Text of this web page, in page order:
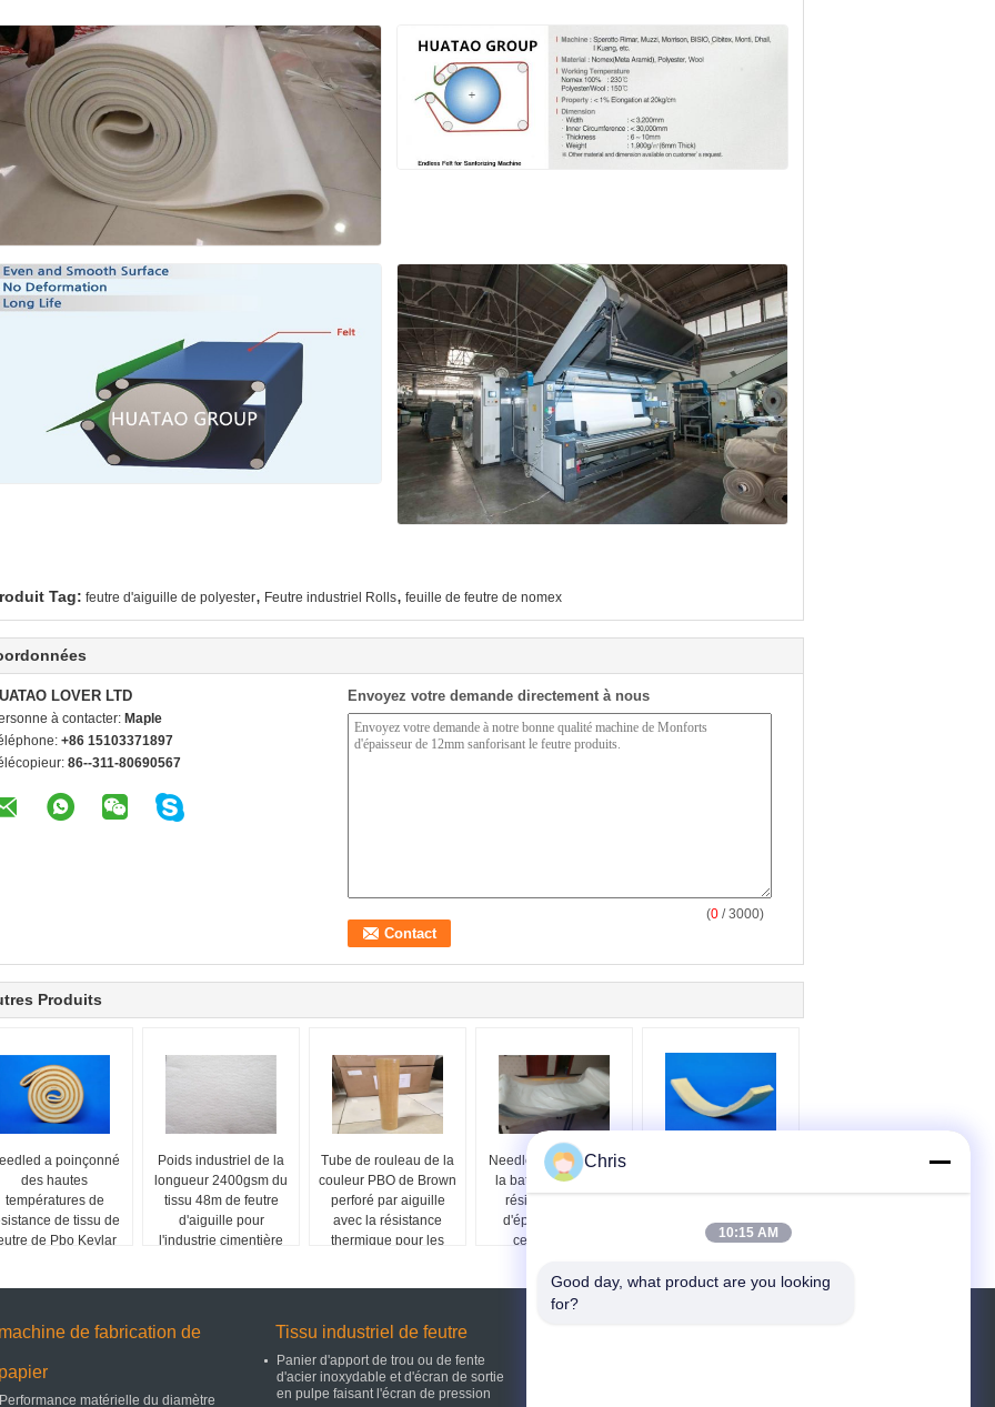
Tag: feutre d'aiguille de polyester, Feutre industriel Rolls, feuille de feutre de nomex
LOVER LTD
à contacter: Maple
+86 15103371897
86--311-80690567
Envoyez votre demande directement à nous
(0 / 3000)
Produits
a poinçonné
des hautes
températures de
de tissu de
de Pbo Kevlar
Poids industriel de la
longueur 2400gsm du
tissu 48m de feutre
d'aiguille pour
l'industrie cimentière
Tube de rouleau de la
couleur PBO de Brown
perforé par aiguille
avec la résistance
thermique pour les
Needled a poinçonné
la batterie collant la
résistance acide
d'épaisseur de la
ceinture 5mm
de transport en
aluminium d'extrusion
de fabrication de
Performance matérielle du diamètre
Tissu industriel de feutre
Panier d'apport de trou ou de fente
d'acier inoxydable et d'écran de sortie
en pulpe faisant l'écran de pression
Chris
10:15 AM
Good day, what product are you looking
for?